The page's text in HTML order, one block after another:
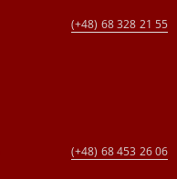
(+48) 68 328 21 55
(+48) 68 453 26 06